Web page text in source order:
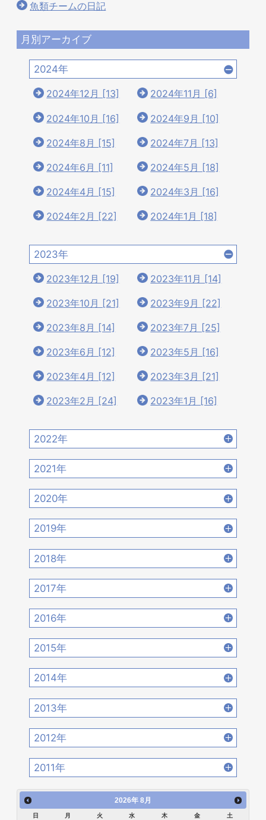
魚類チームの日記
月別アーカイブ
2024年
2024年12月 [13] 2024年11月 [6]
2024年10月 [16] 2024年9月 [10]
2024年8月 [15] 2024年7月 [13]
2024年6月 [11] 2024年5月 [18]
2024年4月 [15] 2024年3月 [16]
2024年2月 [22] 2024年1月 [18]
2023年
2023年12月 [19] 2023年11月 [14]
2023年10月 [21] 2023年9月 [22]
2023年8月 [14] 2023年7月 [25]
2023年6月 [12] 2023年5月 [16]
2023年4月 [12] 2023年3月 [21]
2023年2月 [24] 2023年1月 [16]
2022年
2022年12月 [15] 2022年11月 [15]
2022年10月 [16] 2022年9月 [12]
2022年8月 [20] 2022年7月 [19]
2022年6月 [17] 2022年5月 [14]
2022年4月 [15]
2022年2月 [12]
2021年
2021年12月 [18] 2021年11月 [18]
2021年10月 [17] 2021年9月 [14]
2021年6月 [17] 2021年5月 [18]
2021年4月 [16]
2021年2月 [14]
2020年
2020年12月 [21] 2020年11月 [9]
2020年10月 [21] 2020年9月 [16]
2020年8月 [18] 2020年7月 [16]
2020年6月 [21] 2020年5月 [14]
2020年4月 [12]
2020年2月 [18]
2019年
2019年12月 [14] 2019年11月 [17]
2019年10月 [12] 2019年9月 [15]
2019年8月 [18] 2019年7月 [21]
2019年6月 [18] 2019年5月 [20]
2019年4月 [16]
2019年2月 [12]
2018年
2018年12月 [20] 2018年11月 [14]
2018年10月 [20] 2018年9月 [12]
2018年8月 [15] 2018年7月 [14]
2018年6月 [18] 2018年5月 [14]
2018年4月 [21]
2018年2月 [25]
2017年
2017年12月 [28] 2017年11月 [22]
2017年10月 [21] 2017年9月 [24]
2017年8月 [31] 2017年7月 [26]
2017年6月 [25] 2017年5月 [27]
2017年4月 [26]
2017年2月 [23]
2016年
2016年12月 [21] 2016年11月 [28]
2016年10月 [26] 2016年9月 [28]
2016年6月 [27] 2016年5月 [30]
2016年4月 [32]
2016年2月 [25]
2015年
2015年12月 [30] 2015年11月 [19]
2015年10月 [26] 2015年9月 [30]
2015年8月 [31] 2015年7月 [28]
2015年6月 [29] 2015年5月 [30]
2015年4月 [26]
2015年2月 [22] 2015年1月 [25]
2014年
2014年12月 [28] 2014年11月 [23]
2014年10月 [29] 2014年9月 [26]
2014年8月 [24] 2014年7月 [28]
2014年6月 [28] 2014年5月 [25]
2014年4月 [32]
2013年
2013年12月 [27] 2013年11月 [22]
2013年10月 [28] 2013年9月 [27]
2013年8月 [26] 2013年7月 [26]
2013年6月 [28]
2012年
2012年12月 [30] 2012年11月 [12]
2012年10月 [12] 2012年9月 [5]
2012年8月 [12] 2012年7月 [1]
2011年
2011年12月 [1]
2026年 8月
日 月 火 水 木 金 土